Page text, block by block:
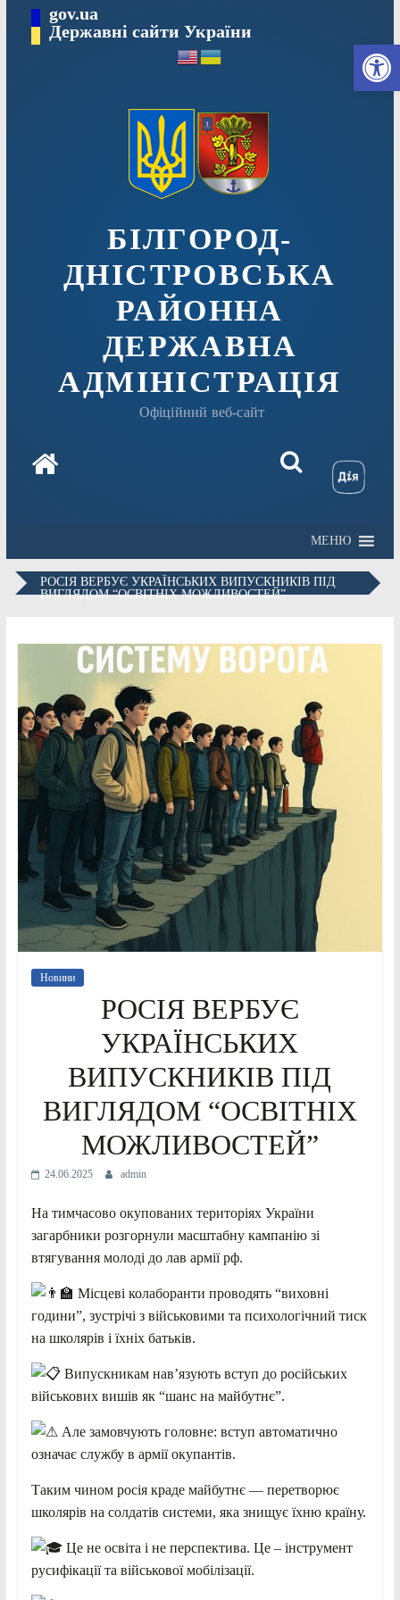
вмісту
gov.ua
Державні сайти України
БІЛГОРОД-
ДНІСТРОВСЬКА
РАЙОННА
ДЕРЖАВНА
АДМІНІСТРАЦІЯ
Офіційний веб-сайт
МЕНЮ
РОСІЯ ВЕРБУЄ УКРАЇНСЬКИХ ВИПУСКНИКІВ ПІД
ВИГЛЯДОМ “ОСВІТНІХ МОЖЛИВОСТЕЙ”
Новини
РОСІЯ ВЕРБУЄ
УКРАЇНСЬКИХ
ВИПУСКНИКІВ ПІД
ВИГЛЯДОМ “ОСВІТНІХ
МОЖЛИВОСТЕЙ”
24.06.2025 admin
На тимчасово окупованих територіях України
загарбники розгорнули масштабну кампанію зі
втягування молоді до лав армії рф.
Місцеві колаборанти проводять “виховні
години”, зустрічі з військовими та психологічний тиск
на школярів і їхніх батьків.
Випускникам нав’язують вступ до російських
військових вишів як “шанс на майбутнє”.
Але замовчують головне: вступ автоматично
означає службу в армії окупантів.
Таким чином росія краде майбутнє — перетворює
школярів на солдатів системи, яка знищує їхню країну.
Це не освіта і не перспектива. Це – інструмент
русифікації та військової мобілізації.